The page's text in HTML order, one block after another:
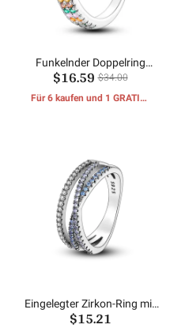
Funkelnder Doppelring
Bunter Ring
$16.59 $34.00
Für 6 kaufen und 1 GRATIS-
Eingelegter Zirkon-Ring mit
breiter Schiene
$15.21